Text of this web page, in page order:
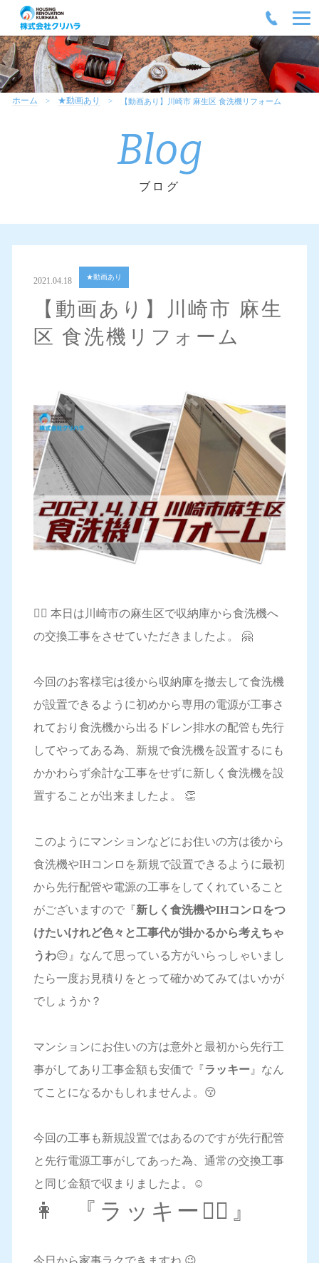
ホーム ★動画あり 【動画あり】川崎市 麻生区 食洗機リフォーム
Blog
ブログ
2021.04.18 ★動画あり
【動画あり】川崎市 麻生
区 食洗機リフォーム
💁‍♀️ 本日は川崎市の麻生区で収納庫から食洗機へ
の交換工事をさせていただきましたよ。 🤗
今回のお客様宅は後から収納庫を撤去して食洗機
が設置できるように初めから専用の電源が工事さ
れており食洗機から出るドレン排水の配管も先行
してやってある為、新規で食洗機を設置するにも
かかわらず余計な工事をせずに新しく食洗機を設
置することが出来ましたよ。 👏
このようにマンションなどにお住いの方は後から
食洗機やIHコンロを新規で設置できるように最初
から先行配管や電源の工事をしてくれていること
がございますので『新しく食洗機やIHコンロをつ
けたいけれど色々と工事代が掛かるから考えちゃ
うわ😔』なんて思っている方がいらっしゃいまし
たら一度お見積りをとって確かめてみてはいかが
でしょうか？
マンションにお住いの方は意外と最初から先行工
事がしてあり工事金額も安価で『ラッキー』なん
てことになるかもしれませんよ。😚
今回の工事も新規設置ではあるのですが先行配管
と先行電源工事がしてあった為、通常の交換工事
と同じ金額で収まりましたよ。☺️
👩 『ラッキー🙆‍♀️』
今日から家事ラクできますね 😉